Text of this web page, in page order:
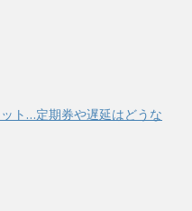
ト…定期券や遅延はどうな